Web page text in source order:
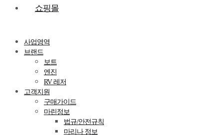
쇼핑몰
사업영역
브랜드
보트
엔진
RV 레저
고객지원
구매가이드
마린정보
법규/안전규칙
마리나 정보